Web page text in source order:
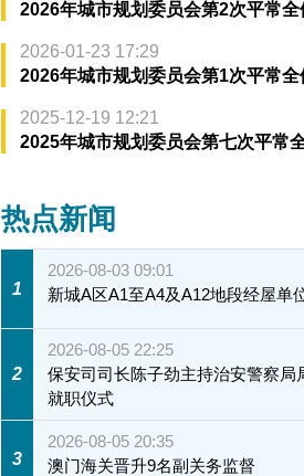
2026年城市规划委员会第2次平常
2026-01-23 17:29
2026年城市规划委员会第1次平常
2025-12-19 12:21
2025年城市规划委员会第七次平常
热点新闻
1
2026-08-03 09:01
新城A区A1至A4及A12地段经屋单
2
2026-08-05 22:25
保安司司长陈子劲主持治安警察局
就职仪式
3
2026-08-05 20:35
澳门海关晋升9名副关务监督